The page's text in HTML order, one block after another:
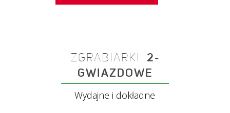
ZGRABIARKI
2-
GWIAZDOWE
Wydajne i dokładne